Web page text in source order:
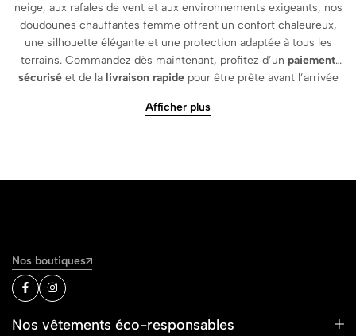
neige, aux rafales de vent et aux environnements exigeants, nos
doudounes chauffantes femme offrent un confort chaleureux,
une silhouette élégante et une protection adaptée à tous les
terrains. Commandez dès maintenant, profitez d’un paiement
sécuriséet de la livraison rapidepour être prête avant l’arrivée
Afficher plus
Nos boutiques
Nos vêtements éco-responsables